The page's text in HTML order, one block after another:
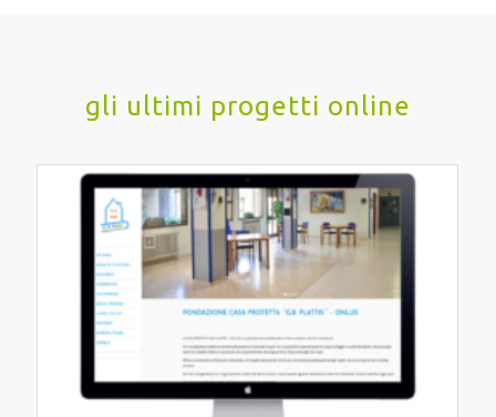
gli ultimi progetti online